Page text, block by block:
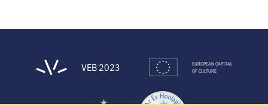
VEB 2023
EUROPEAN CAPITAL
OF CULTURE